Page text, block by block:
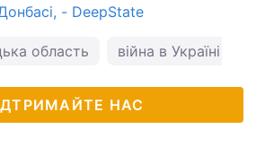
- DeepState
область війна в Україні
НАС